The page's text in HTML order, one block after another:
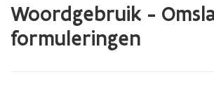
bevindt
zich
Woordgebruik -
formuleringen